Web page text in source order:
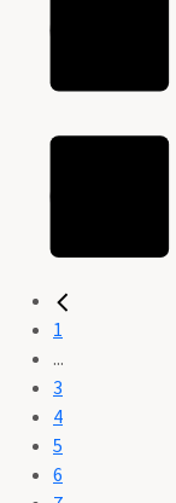
1
...
3
4
5
6